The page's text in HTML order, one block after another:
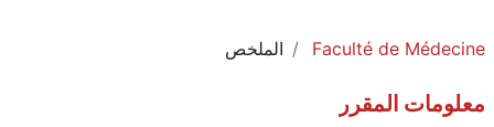
Faculté de Médecine الملخص
معلومات المقرر